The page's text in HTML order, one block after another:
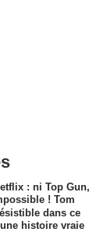
: ni Top Gun,
! Tom
dans ce
histoire vraie